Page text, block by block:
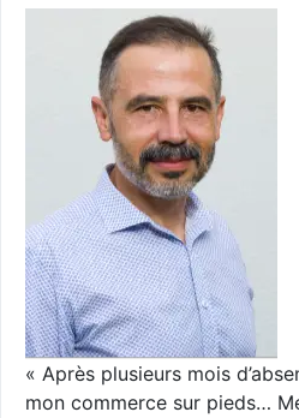
« Après plusieurs mois
mon commerce sur pieds…